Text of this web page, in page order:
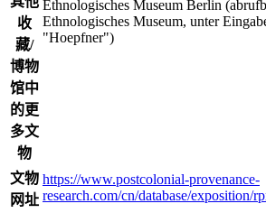
收
藏/
博物
馆中
的更
多文
物
Ethnologisches Museum Berlin
Ethnologisches Museum, unter
"Hoepfner")
文物
网址
https://www.postcolonial-provenance-
research.com/cn/database/exposition/